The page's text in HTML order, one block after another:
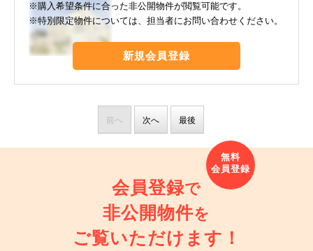
※購入希望条件に合った非公開物件が閲覧可能です。
※特別限定物件については、担当者にお問い合わせください。
新規会員登録
前へ 次へ 最後
会員登録で
非公開物件を
ご覧いただけます！